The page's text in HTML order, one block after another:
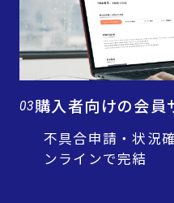
03購入者向けの会員
不具合申請・状況
ンラインで完結